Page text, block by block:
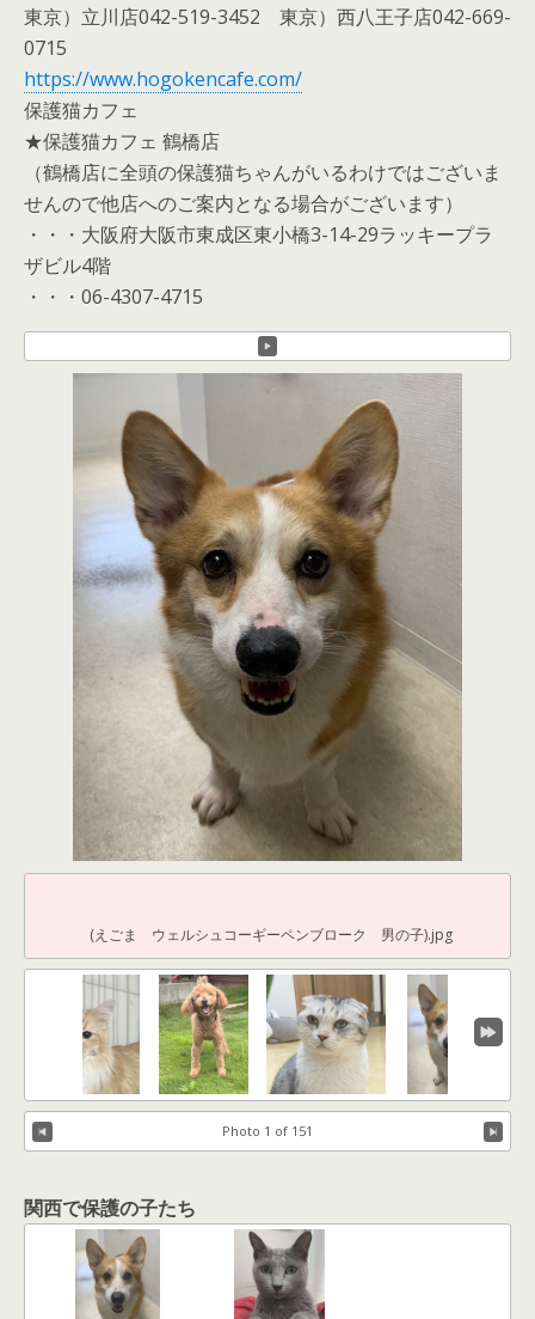
東京）立川店042-519-3452 東京）西八王子店042-669-
0715
https://www.hogokencafe.com/
保護猫カフェ
★保護猫カフェ 鶴橋店
（鶴橋店に全頭の保護猫ちゃんがいるわけではございま
せんので他店へのご案内となる場合がございます）
・・・大阪府大阪市東成区東小橋3-14-29ラッキープラ
ザビル4階
・・・06-4307-4715
(えごま ウェルシュコーギーペンブローク 男の子).jpg
Photo 1 of 151
関西で保護の子たち